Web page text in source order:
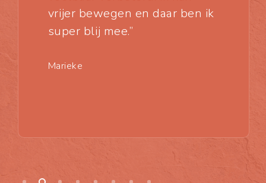
vrijer bewegen en daar ben ik
super blij mee.”
Marieke